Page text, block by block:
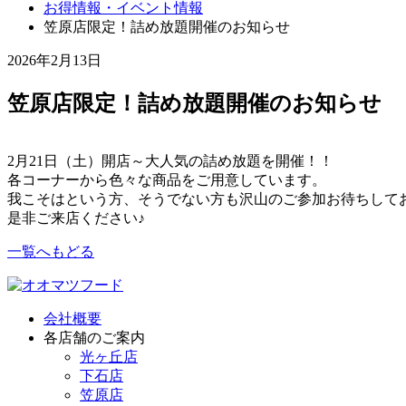
お得情報・イベント情報
笠原店限定！詰め放題開催のお知らせ
2026年2月13日
笠原店限定！詰め放題開催のお知らせ
2月21日（土）開店～大人気の詰め放題を開催！！
各コーナーから色々な商品をご用意しています。
我こそはという方、そうでない方も沢山のご参加お待ちして
是非ご来店ください♪
一覧へもどる
会社概要
各店舗のご案内
光ヶ丘店
下石店
笠原店